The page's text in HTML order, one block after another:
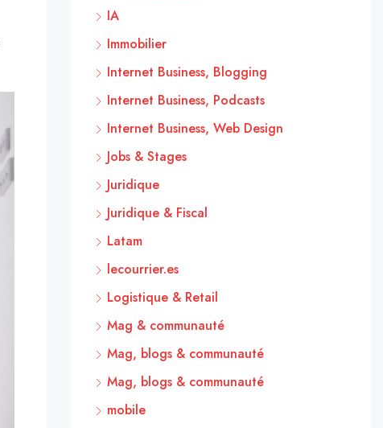
IA
Immobilier
Internet Business, Blogging
Internet Business, Podcasts
Internet Business, Web Design
Jobs & Stages
Juridique
Juridique & Fiscal
Latam
lecourrier.es
Logistique & Retail
Mag & communauté
Mag, blogs & communauté
Mag, blogs & communauté
mobile